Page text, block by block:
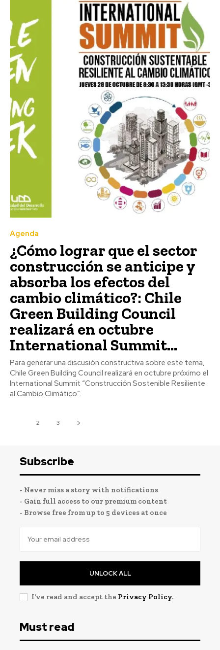
Agenda
¿Cómo lograr que el sector
construcción se anticipe y
absorba los efectos del
cambio climático?: Chile
Green Building Council
realizará en octubre
International Summit...
Para generar una discusión constructiva sobre este tema,
Chile Green Building Council realizará en octubre próximo el
International Summit “Construcción Sostenible Resiliente
al Cambio Climático”.
2 3
Subscribe
- Never miss a story with notifications
- Gain full access to our premium content
- Browse free from up to 5 devices at once
UNLOCK ALL
I've read and accept the Privacy Policy.
Must read